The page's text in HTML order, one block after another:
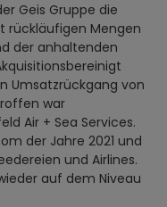
Geis Gruppe die
rückläufigen Mengen
der anhaltenden
Umsatzrückgang von
war
Air + Sea Services.
der Jahre 2021 und
und Airlines.
auf dem Niveau